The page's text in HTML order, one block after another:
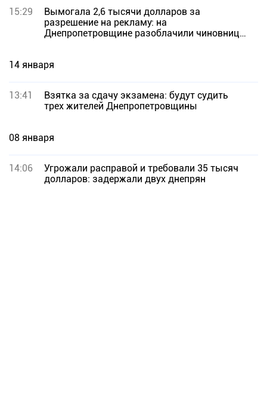
15:29
Вымогала 2,6 тысячи долларов за
разрешение на рекламу: на
Днепропетровщине разоблачили чиновницу
14 января
13:41
Взятка за сдачу экзамена: будут судить
трех жителей Днепропетровщины
08 января
14:06
Угрожали расправой и требовали 35 тысяч
долларов: задержали двух днепрян